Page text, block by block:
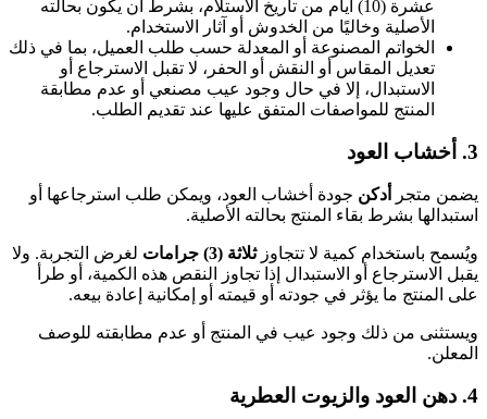
عشرة (10) أيام من تاريخ الاستلام، بشرط أن يكون بحالته
الأصلية وخاليًا من الخدوش أو آثار الاستخدام.
الخواتم المصنوعة أو المعدلة حسب طلب العميل، بما في ذلك
تعديل المقاس أو النقش أو الحفر، لا تقبل الاسترجاع أو
الاستبدال، إلا في حال وجود عيب مصنعي أو عدم مطابقة
المنتج للمواصفات المتفق عليها عند تقديم الطلب.
3. أخشاب العود
يضمن متجر أدكن جودة أخشاب العود، ويمكن طلب استرجاعها أو
استبدالها بشرط بقاء المنتج بحالته الأصلية.
ويُسمح باستخدام كمية لا تتجاوزثلاثة (3) جرامات
لغرض التجربة. ولا
يقبل الاسترجاع أو الاستبدال إذا تجاوز النقص هذه الكمية، أو طرأ
على المنتج ما يؤثر في جودته أو قيمته أو إمكانية إعادة بيعه.
ويستثنى من ذلك وجود عيب في المنتج أو عدم مطابقته للوصف
المعلن.
4. دهن العود والزيوت العطرية